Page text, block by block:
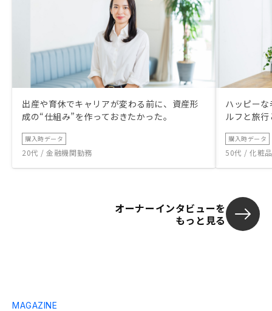
出産や育休でキャリアが変わる前に、資産形
成の“仕組み”を作っておきたかった。
購入時データ
20代 / 金融機関勤務
ハッピー
ルフと旅
購入時データ
50代 / 化粧
オーナーインタビューを
もっと見る
MAGAZINE